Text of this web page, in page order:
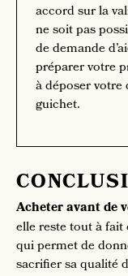
accord sur la
ne soit pas
de demande
préparer votre
à déposer
guichet.
Acheter avant de
elle reste tout à fait
qui permet de
sacrifier sa qualité